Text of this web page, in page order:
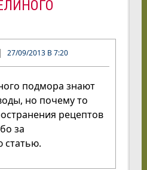
27/09/2013 В 7:20
подмора знают
но почему то
рецептов
за
статью.